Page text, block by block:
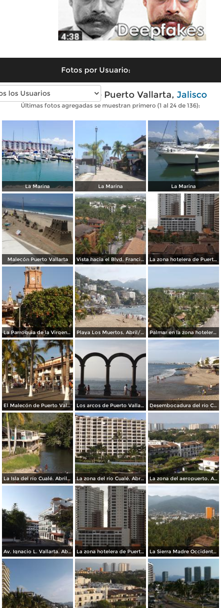
Fotos por Usuario:
Fotos modernas de Puerto Vallarta, Jalisco
Últimas fotos agregadas se muestran primero (1 al 24 de 136):
La Marina La Marina La Marina
Malecón Puerto Vallarta Vista hacia el Blvd. Francisco Medina. Abril/2015 La zona hotelera de Puerto Vallarta. Abril/2015
La Parroquia de la Virgen de Guadalupe. Abril/2015 Playa Los Muertos. Abril/2015 Palmar en la zona hotelera. Abril/2015
El Malecón de Puerto Vallarta. Abril/2015 Los arcos de Puerto Vallarta. Abril/2015 Desembocadura del río Cualé en la Bahía de Banderas. Abril/2015
La Isla del río Cualé. Abril/2015 La zona del río Cualé. Abril/2015 La zona del aeropuerto. Abril/2015
Av. Ignacio L. Vallarta. Abril/2015 La zona hotelera de Puerto Vallarta. Abril/2015 La Sierra Madre Occidental desde la zona hotelera. Abril/2015